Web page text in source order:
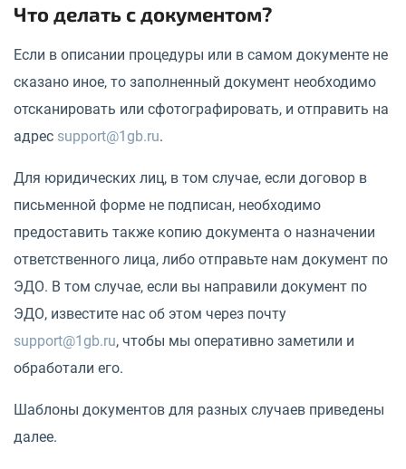
Что делать с документом?
Если в описании процедуры или в самом документе не
сказано иное, то заполненный документ необходимо
отсканировать или сфотографировать, и отправить на
адрес support@1gb.ru.
Для юридических лиц, в том случае, если договор в
письменной форме не подписан, необходимо
предоставить также копию документа о назначении
ответственного лица, либо отправьте нам документ по
ЭДО. В том случае, если вы направили документ по
ЭДО, известите нас об этом через почту
support@1gb.ru, чтобы мы оперативно заметили и
обработали его.
Шаблоны документов для разных случаев приведены
далее.